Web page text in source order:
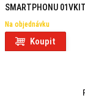
SMARTPHONU 01VKIT
Na objednávku
Koupit